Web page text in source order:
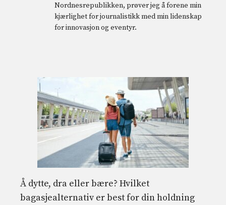
Nordnesrepublikken, prøver jeg å forene min
kjærlighet for journalistikk med min lidenskap
for innovasjon og eventyr.
Å dytte, dra eller bære? Hvilket
bagasjealternativ er best for din holdning